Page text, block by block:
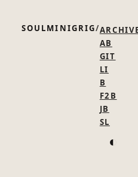
SOULMINIGRIG
AB
GIT
LI
B
F2B
JB
SL
◐